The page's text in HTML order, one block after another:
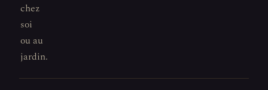
chez
soi
ou au
jardin.